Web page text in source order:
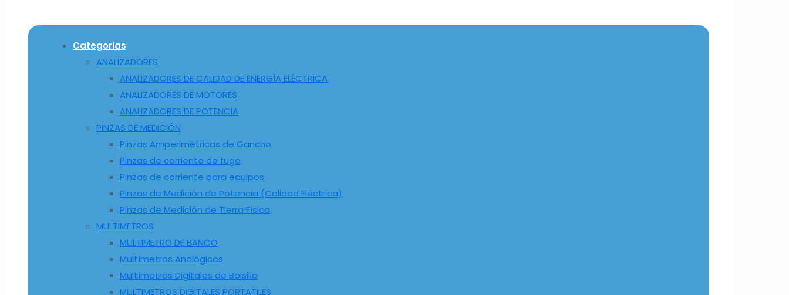
Categorias
ANALIZADORES
ANALIZADORES DE CALIDAD DE ENERGÍA ELÉCTRICA
ANALIZADORES DE MOTORES
ANALIZADORES DE POTENCIA
PINZAS DE MEDICIÓN
Pinzas Amperimétricas de Gancho
Pinzas de corriente de fuga
Pinzas de corriente para equipos
Pinzas de Medición de Potencia (Calidad Eléctrica)
Pinzas de Medición de Tierra Física
MULTIMETROS
MULTIMETRO DE BANCO
Multímetros Analógicos
Multímetros Digitales de Bolsillo
MULTIMETROS DIGITALES PORTATILES